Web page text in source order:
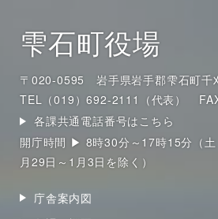
雫石町役場
〒020-0595 岩手県岩手郡雫石町千
TEL（019）692-2111（代表）
各課共通電話番号はこちら
開庁時間 ▶ 8時30分～17時15分（土
月29日～1月3日を除く）
庁舎案内図